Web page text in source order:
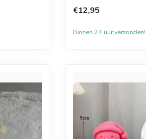
€12,95
Binnen 24 uur verzonden!